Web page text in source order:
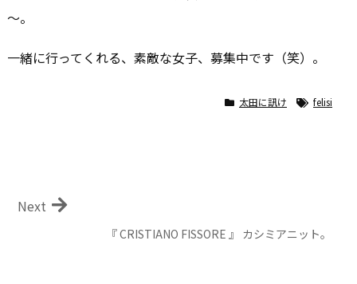
～。
一緒に行ってくれる、素敵な女子、募集中です（笑）。
太田に訊け felisi
『 CRISTIANO FISSORE 』 カシミアニット。
Next